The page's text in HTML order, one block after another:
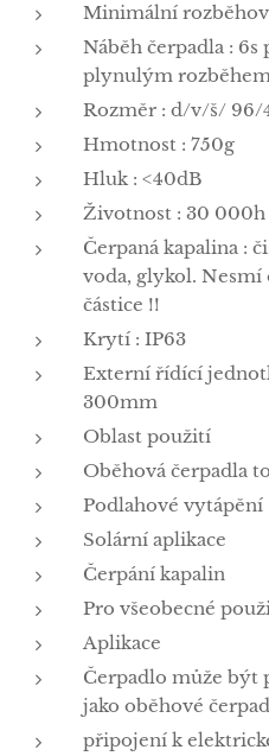
Minimální
Náběh čerpadla :
plynulým
Rozměr : d/v/š/
Hmotnost : 750g
Hluk : <40dB
Životnost : 30 000h
Čerpaná kapalina :
voda, glykol. Nesmí
částice !!
Krytí : IP63
Externí řídící
300mm
Oblast použití
Oběhová čerpadla
Podlahové vytápění
Solární aplikace
Čerpání kapalin
Pro všeobecné
Aplikace
Čerpadlo může být
jako oběhové
připojení k